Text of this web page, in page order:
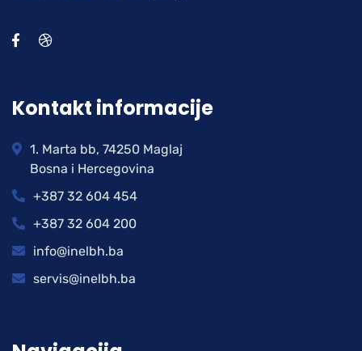
Kontakt informacije
1. Marta bb, 74250 Maglaj
Bosna i Hercegovina
+387 32 604 454
+387 32 604 200
info@inelbh.ba
servis@inelbh.ba